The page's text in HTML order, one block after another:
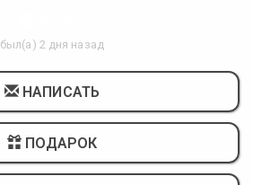
был(а) 2 дня назад
НАПИСАТЬ
ПОДАРОК